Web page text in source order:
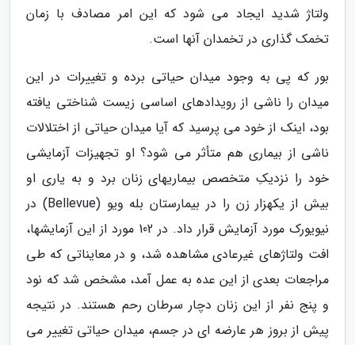
ولتاژ شدید ایجاد می شود که این امر مصادف با زمان
تخمک گذاری در تخمدان آنها است.
بور که پی به وجود میدان حیاتی برده و تغییرات در این
میدان را ناشی از رویدادهای اساسی زیست شناختی یافته
بود، اینک از خود می پرسید که آیا میدان حیاتی از اختلالات
ناشی از بیماری هم متأثر می شود؟ او تجهیزات آزمایشی
خود را نزدیکِ متخصص بیماریهای زنان برد و به یاری او
بیش از یکهزار زن را در بیمارستان بله ویو (Bellevue) در
نیویورک مورد آزمایش قرار داد. در 102 مورد از این آزمایشها،
افت ولتاژهای غیرعادی مشاهده شد، و در معایناتی که طی
مراجعات بعدی از این عده به عمل آمد، مشخص شد که نود
و پنج نفر از این زنان دچار سرطان رحم هستند. در نتیجه
پیش از بروز هر عارضه ای در جسم، میدان حیاتی تغییر می